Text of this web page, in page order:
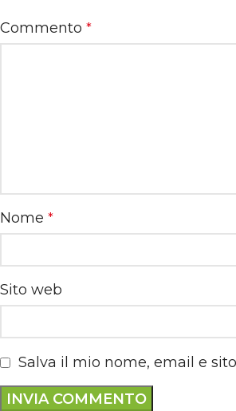
Commento *
Nome *
Sito web
Salva il mio nome, email e